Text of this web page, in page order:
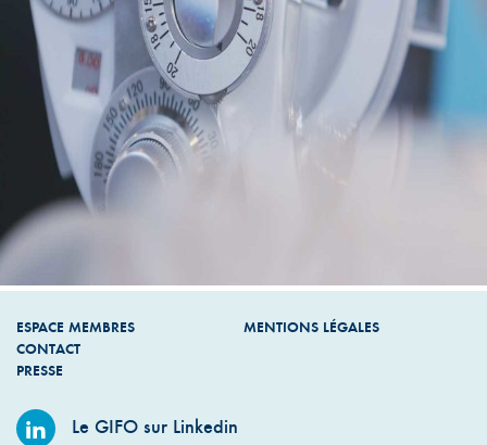
ESPACE MEMBRES
CONTACT
PRESSE
MENTIONS LÉGALES
Le GIFO sur Linkedin